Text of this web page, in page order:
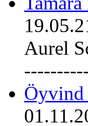
Aurel
Öyvind